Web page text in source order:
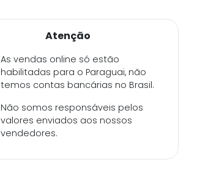
Atenção
As vendas online só estão
habilitadas para o Paraguai, não
temos contas bancárias no Brasil.
Não somos responsáveis pelos
valores enviados aos nossos
vendedores.